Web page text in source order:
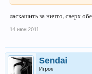
ласкашить за ничто, сверх
14 июн 2011
Sendai
Игрок